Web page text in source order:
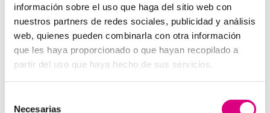
información sobre el uso que haga del sitio web con
nuestros partners de redes sociales, publicidad y análisis
web, quienes pueden combinarla con otra información
que les haya proporcionado o que hayan recopilado a
partir del uso que haya hecho de sus servicios.
Necesarias
que nos permitas estudiar tu caso particular.
Aunque si lo prefieres, puedes enviarnos un correo
electrónico avirtual@networkes.com o llamarnos al
900 800 806.
Tenemos más de15 años de experiencia en
flexibilidad en el aprovisionamiento de servicios, así